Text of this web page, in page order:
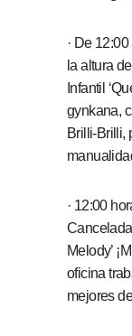
· De
la altura
Infantil
gynkana,
Brilli-Brilli,
· 12:00
Melody’
oficina
mejores